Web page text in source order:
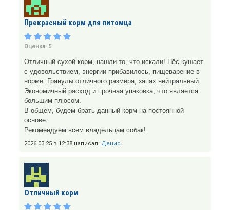
Прекрасный корм для питомца
Оценка: 5
Отличный сухой корм, нашли то, что искали! Пёс кушает
с удовольствием, энергии прибавилось, пищеварение в
норме. Гранулы отличного размера, запах нейтральный.
Экономичный расход и прочная упаковка, что является
большим плюсом.
В общем, будем брать данный корм на постоянной
основе.
Рекомендуем всем владельцам собак!
2026.03.25 в 12:38 написал: Денис
Отличный корм